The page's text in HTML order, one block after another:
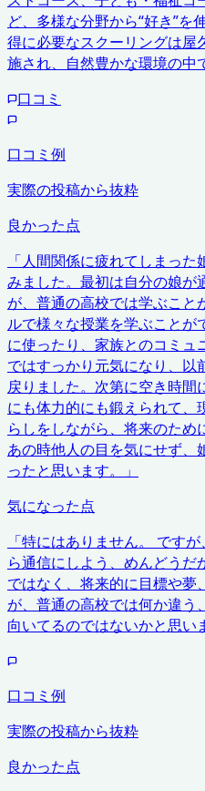
ど、多様な分野から“好き”を
得に必要なスクーリングは屋
施され、自然豊かな環境の中
口コミ
口コミ例
実際の投稿から抜粋
良かった点
「人間関係に疲れてしまった
みました。最初は自分の娘が
が、普通の高校では学ぶこと
ルで様々な授業を学ぶこと
に使ったり、家族とのコミュ
ではすっかり元気になり、以
戻りました。次第に空き時間
にも体力的にも鍛えられて、
らしをしながら、将来のため
あの時他人の目を気にせず
ったと思います。
」
気になった点
「特にはありません。 です
ら通信にしよう、めんどう
ではなく、将来的に目標や夢
が、普通の高校では何か違う
向いてるのではないかと思い
口コミ例
実際の投稿から抜粋
良かった点